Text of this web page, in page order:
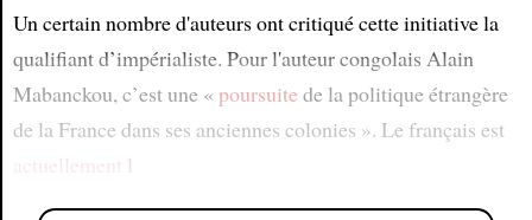
Un certain nombre d'auteurs ont critiqué cette initiative la
qualifiant d’impérialiste. Pour l'auteur congolais Alain
Mabanckou, c’est une « poursuitede la politique étrangère
de la France dans ses anciennes colonies ». Le français est
actuellement l